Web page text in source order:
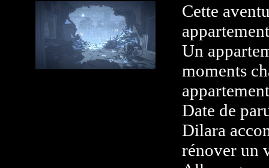
Cette
Un
moments
Date de
Dilara
rénover un